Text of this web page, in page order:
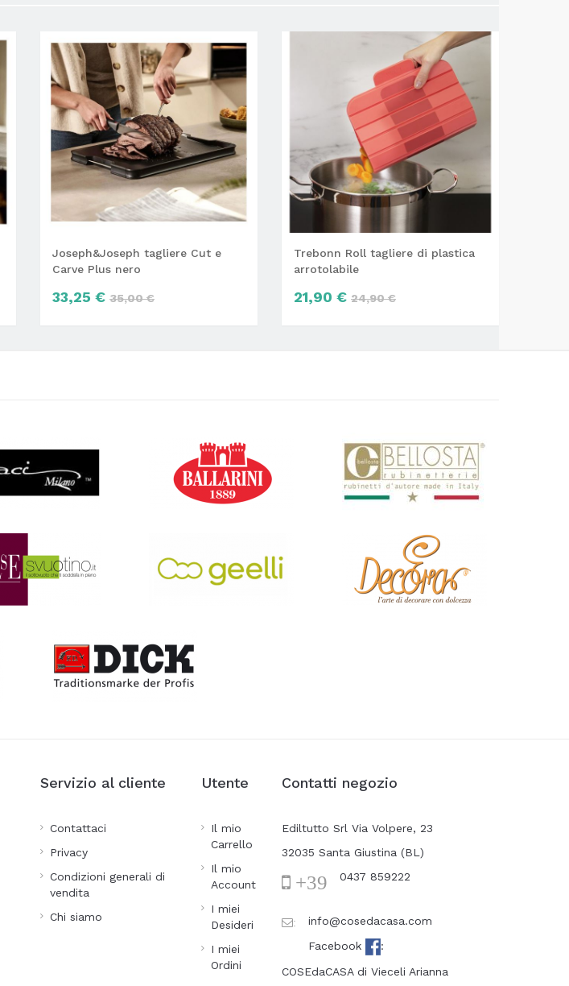
Joseph&Joseph tagliere Cut e
Carve Plus nero
33,25 € 35,00 €
Trebonn Roll tagliere di plastica
arrotolabile
21,90 € 24,90 €
Servizio al cliente
Contattaci
Privacy
Condizioni generali di
vendita
Chi siamo
Utente
Il mio
Carrello
Il mio
Account
I miei
Desideri
I miei
Ordini
Contatti negozio
Ediltutto Srl Via Volpere, 23
32035 Santa Giustina (BL)
+39 0437 859222
:
info@cosedacasa.com
Facebook
:
COSEdaCASA di Vieceli Arianna